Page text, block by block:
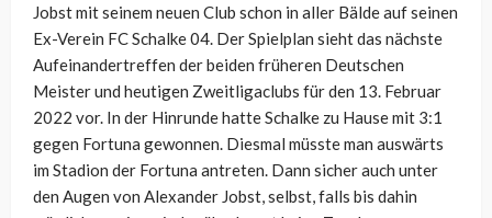
Jobst mit seinem neuen Club schon in aller Bälde auf seinen
Ex-Verein FC Schalke 04. Der Spielplan sieht das nächste
Aufeinandertreffen der beiden früheren Deutschen
Meister und heutigen Zweitligaclubs für den 13. Februar
2022 vor. In der Hinrunde hatte Schalke zu Hause mit 3:1
gegen Fortuna gewonnen. Diesmal müsste man auswärts
im Stadion der Fortuna antreten. Dann sicher auch unter
den Augen von Alexander Jobst, selbst, falls bis dahin